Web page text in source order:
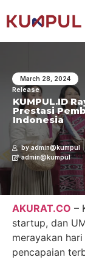
KUMPUL.ID
Prestasi
Indonesia
March 28, 2024
Release
by admin@kumpul
admin@kumpul
AKURAT.CO –
startup, dan
merayakan
pencapaian